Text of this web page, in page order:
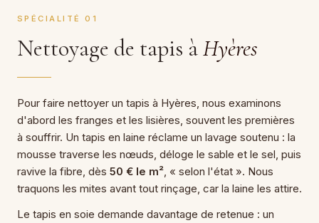
SPÉCIALITÉ 01
Nettoyage de tapis àHyères
Pour faire nettoyer un tapis à Hyères, nous examinons
d'abord les franges et les lisières, souvent les premières
à souffrir. Un tapis en laine réclame un lavage soutenu : la
mousse traverse les nœuds, déloge le sable et le sel, puis
ravive la fibre, dès 50 € le m² , « selon l'état ». Nous
traquons les mites avant tout rinçage, car la laine les attire.
Le tapis en soie demande davantage de retenue : un